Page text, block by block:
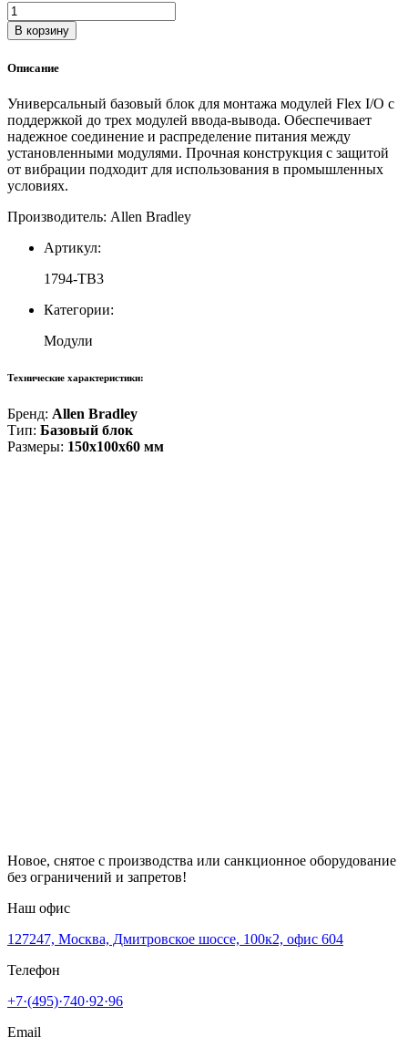
Количество
товара
Базовый
Allen-
1794-
TB3
В корзину
Описание
Универсальный базовый блок для монтажа модулей Flex I/O с
поддержкой до трех модулей ввода-вывода. Обеспечивает
надежное соединение и распределение питания между
установленными модулями. Прочная конструкция с защитой
от вибрации подходит для использования в промышленных
условиях.
Производитель: Allen Bradley
Артикул:
1794-TB3
Категории:
Модули
Технические характеристики:
Бренд: Allen Bradley
Тип: Базовый блок
Размеры: 150x100x60 мм
Новое, снятое с производства или санкционное оборудование
без ограничений и запретов!
Наш офис
127247, Москва, Дмитровское шоссе, 100к2, офис 604
Телефон
+7·(495)·740·92·96
Email